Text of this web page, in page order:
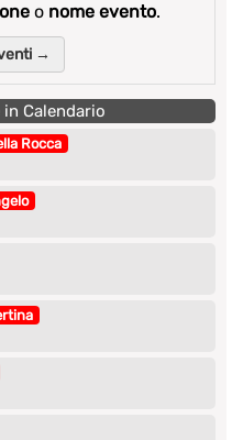
o nome evento.
→
Calendario
Rocca